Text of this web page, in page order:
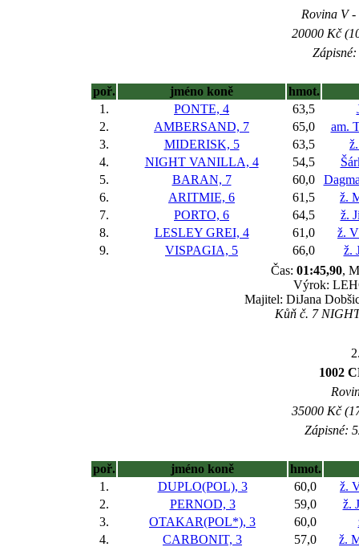
Rovina V
20000 Kč
poř. jméno koně
hmot.
1.
PONTE, 4 63,5
2.
AMBERSAND, 7 65,0
am.
3.
MIDERISK, 5 63,5
4.
NIGHT VANILLA, 4 54,5
5.
BARAN, 7 60,0
6.
ARITMIE, 6 61,5
ž.
7.
PORTO, 6 64,5
ž.
8.
LESLEY GREI, 4 61,0
ž.
9.
VISPAGIA, 5 66,0
ž.
Čas: 01:45,90,
Výrok:
Majitel: DiJana
Kůň č. 7
1002
35000 Kč
Zápisné:
poř. jméno koně
hmot.
1.
DUPLO(POL), 3 60,0
ž.
2.
PERNOD, 3 59,0
ž.
3.
OTAKAR(POL*), 3 60,0
4.
CARBONIT, 3 57,0
ž.